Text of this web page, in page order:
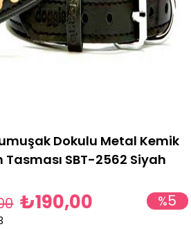
Dokulu Metal Kemik
Tasması SBT-2562 Siyah
%5
₺190,00